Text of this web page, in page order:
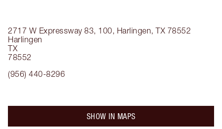
2717 W Expressway 83, 100, Harlingen, TX 78552
Harlingen
TX
78552
(956) 440-8296
SHOW IN MAPS